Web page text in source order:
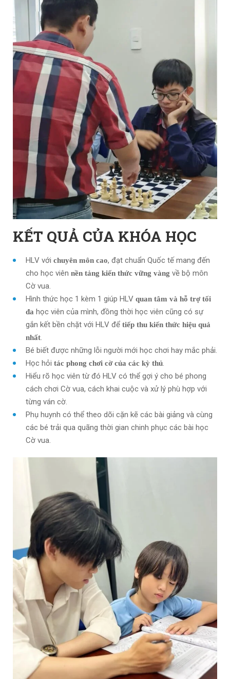
KẾT QUẢ CỦA KHÓA HỌC
HLV với chuyên môn cao, đạt chuẩn Quốc tế mang đến
cho học viên nền tảng kiến thức vững vàng về bộ môn
Cờ vua.
Hình thức học 1 kèm 1 giúp HLV quan tâm và hỗ trợ tối
đa học viên của mình, đồng thời học viên cũng có sự
gắn kết bền chặt với HLV để tiếp thu kiến thức hiệu quả
nhất.
Bé biết được những lỗi người mới học chơi hay mắc phải.
Học hỏi tác phong chơi cờ của các kỳ thủ.
Hiểu rõ học viên từ đó HLV có thể gợi ý cho bé phong
cách chơi Cờ vua, cách khai cuộc và xử lý phù hợp với
từng ván cờ.
Phụ huynh có thể theo dõi cặn kẽ các bài giảng và cùng
các bé trải qua quãng thời gian chinh phục các bài học
Cờ vua.